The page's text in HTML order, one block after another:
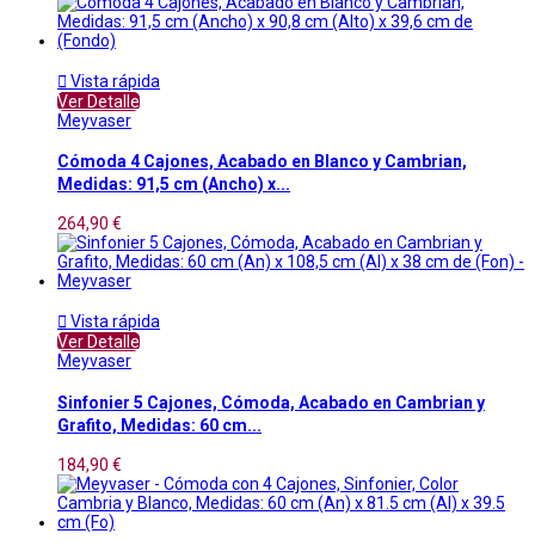
 Vista rápida
Ver Detalle
Meyvaser
Cómoda 4 Cajones, Acabado en Blanco y Cambrian,
Medidas: 91,5 cm (Ancho) x...
264,90 €
 Vista rápida
Ver Detalle
Meyvaser
Sinfonier 5 Cajones, Cómoda, Acabado en Cambrian y
Grafito, Medidas: 60 cm...
184,90 €